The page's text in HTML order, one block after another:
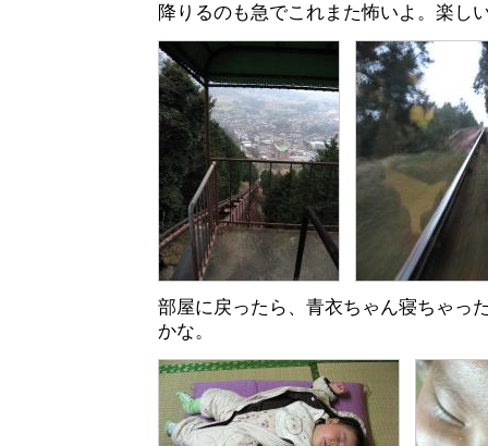
降りるのも急でこれまた怖いよ。楽し
部屋に戻ったら、青衣ちゃん寝ちゃっ
かな。